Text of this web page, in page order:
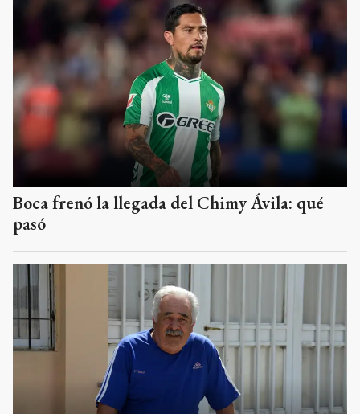
Boca frenó la llegada del Chimy Ávila: qué
pasó